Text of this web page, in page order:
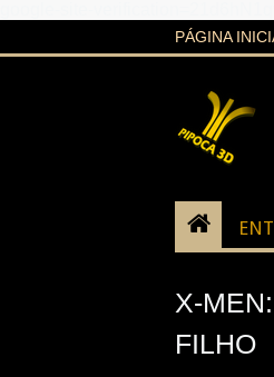
PÁGINA
X-
FILHO